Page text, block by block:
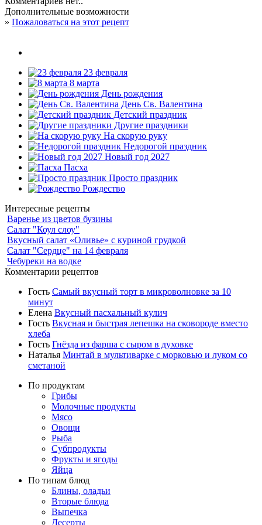
Дополнительные возможности
» Пожаловаться на этот рецепт
23 февраля
8 марта
День рождения
День Св. Валентина
Детский праздник
Другие праздники
На скорую руку
Недорогой праздник
Новый год 2027
Пасха
Просто праздник
Рождество
Интересные рецепты
Варенье из цветов бузины
Салат "Коул слоу"
Вкусный салат «Оливье» с куриной грудкой
Салат "Сердце" на 14 февраля
Чебуреки на водке
Комментарии рецептов
Гость Самый вкусный торт в микроволновке за 10
минут
Елена Вкусный пасхальный кулич
Гость Вкусная и быстрая лепешка на сковороде вместо
хлеба
Гость Гнёзда из фарша с сыром в духовке
Наталья Минтай в мультиварке с морковью и луком со
сметаной
По продуктам
Грибы
Молочные продукты
Мясо
Овощи
Рыба
Субпродукты
Фрукты и ягоды
Яйца
По типам блюд
Блины, оладьи
Вторые блюда
Выпечка
Десерты